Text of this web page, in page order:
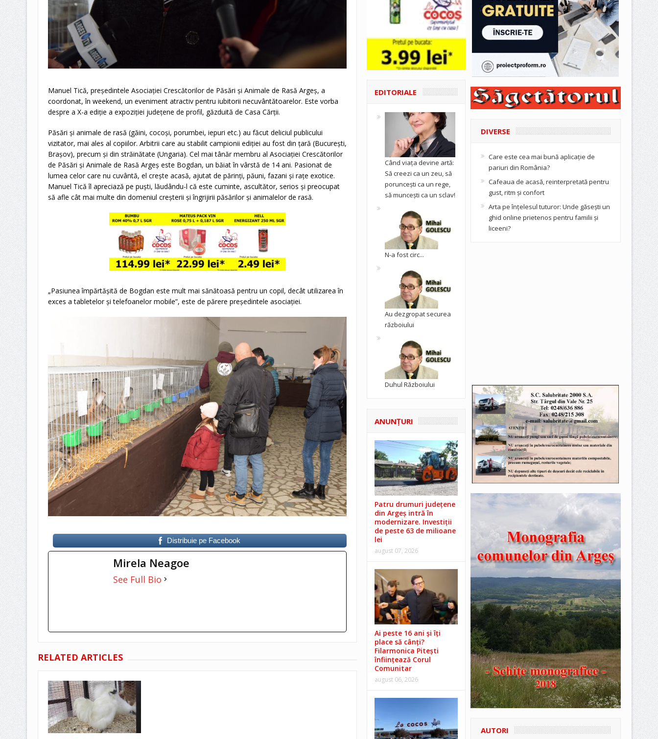
Manuel Tică, preşedintele Asociaţiei Crescătorilor de Păsări şi Animale de Rasă Argeş, a
coordonat, în weekend, un eveniment atractiv pentru iubitorii necuvântătoarelor. Este vorba
despre a X-a ediţie a expoziţiei judeţene de profil, găzduită de Casa Cărţii.
Păsări şi animale de rasă (găini, cocoşi, porumbei, iepuri etc.) au făcut deliciul publicului
vizitator, mai ales al copiilor. Arbitrii care au stabilit campionii ediţiei au fost din ţară (Bucureşti,
Braşov), precum şi din străinătate (Ungaria). Cel mai tânăr membru al Asociaţiei Crescătorilor
de Păsări şi Animale de Rasă Argeş este Bogdan, un băiat în vârstă de 14 ani. Pasionat de
lumea celor care nu cuvântă, el creşte acasă, ajutat de părinţi, păuni, fazani şi raţe exotice.
Manuel Tică îl apreciază pe puşti, lăudându-l că este cuminte, ascultător, serios şi preocupat
să afle cât mai multe din domeniul creşterii şi îngrijirii păsărilor şi animalelor de rasă.
„Pasiunea împărtăşită de Bogdan este mult mai sănătoasă pentru un copil, decât utilizarea în
exces a tabletelor şi telefoanelor mobile”, este de părere preşedintele asociaţiei.
Distribuie pe Facebook
Mirela Neagoe
See Full Bio
RELATED ARTICLES
EDITORIALE
Când viața devine artă:
Să creezi ca un zeu, să
poruncești ca un rege,
să muncești ca un sclav!
N-a fost circ...
Au dezgropat securea
războiului
Duhul Războiului
ANUNŢURI
Patru drumuri județene
din Argeș intră în
modernizare. Investiții
de peste 63 de milioane
lei
august 07, 2026
Ai peste 16 ani și îți
place să cânți?
Filarmonica Pitești
înființează Corul
Comunitar
august 06, 2026
DIVERSE
Care este cea mai bună aplicație de
pariuri din România?
Cafeaua de acasă, reinterpretată pentru
gust, ritm și confort
Arta pe înțelesul tuturor: Unde găsești un
ghid online prietenos pentru familii și
liceeni?
AUTORI